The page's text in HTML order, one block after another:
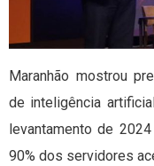
Maranhão mostrou
de inteligência
levantamento de
90% dos servidores